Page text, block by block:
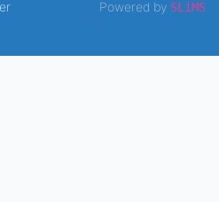
Powered by SLiMS